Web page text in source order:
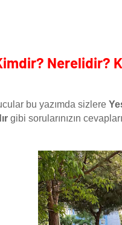
Nerelidir?
bu yazımda sizlere
gibi sorularınızın